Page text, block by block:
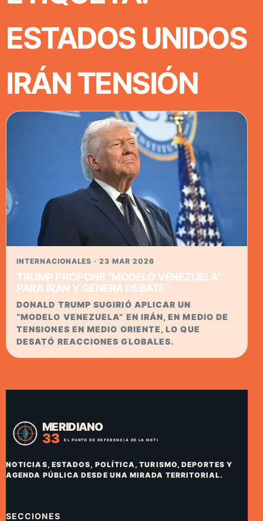
ESTADOS UNIDOS
IRÁN TENSIÓN
INTERNACIONALES · 23 MAR 2026
TRUMP PROPONE “MODELO VENEZUELA”
PARA IRÁN Y GENERA DEBATE
DONALD TRUMP SUGIRIÓ APLICAR UN
“MODELO VENEZUELA” EN IRÁN, EN MEDIO DE
TENSIONES EN MEDIO ORIENTE, LO QUE
DESATÓ REACCIONES GLOBALES.
NOTICIAS, ESTADOS, POLÍTICA, TURISMO, DEPORTES Y
AGENDA PÚBLICA DESDE UNA MIRADA TERRITORIAL.
SECCIONES